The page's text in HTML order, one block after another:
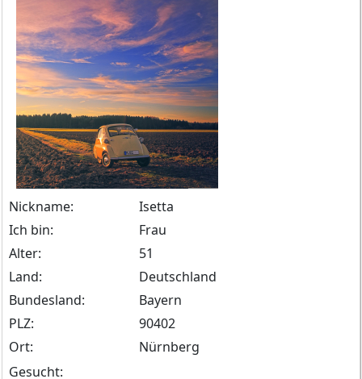
Nickname:
Isetta
Ich bin:
Frau
Alter:
51
Land:
Deutschland
Bundesland:
Bayern
PLZ:
90402
Ort:
Nürnberg
Gesucht: